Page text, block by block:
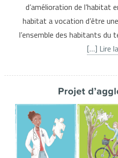
d’amélioration de l’habitat
habitat a vocation d’être
l’ensemble des habitants
[…] Lire